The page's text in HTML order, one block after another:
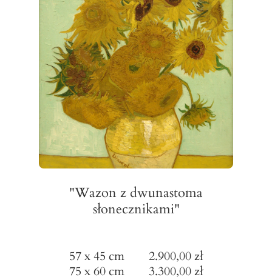
57 x 45 cm 2.900,00 zł
75 x 60 cm 3.300,00 zł
"Wazon z dwunastoma
słonecznikami"